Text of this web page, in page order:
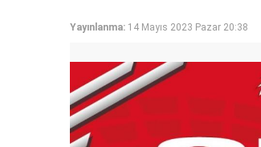
Yayınlanma: 14 Mayıs 2023 Pazar 20:38